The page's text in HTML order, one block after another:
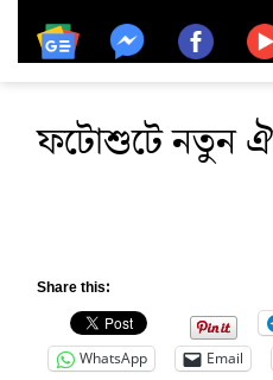
ফটোশুটে নতুন
Share this:
WhatsApp
Email